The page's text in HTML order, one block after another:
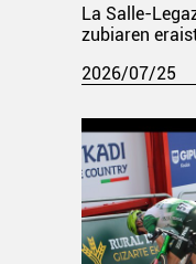
La Salle-
zubiaren
2026/07/25